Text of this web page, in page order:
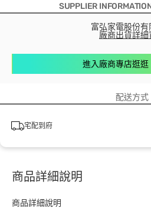
SUPPLIER
富弘家電股份有
廠商出貨詳細
進入廠商專店逛逛
配送方式
宅配到府
商品詳細說明
商品詳細說明